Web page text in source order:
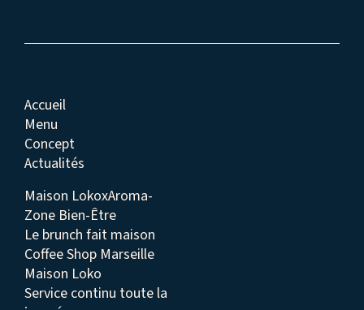
Accueil
Menu
Concept
Actualités
Maison LokoxAroma-
Zone Bien-Être
Le brunch fait maison
Coffee Shop Marseille
Maison Loko
Service continu toute la